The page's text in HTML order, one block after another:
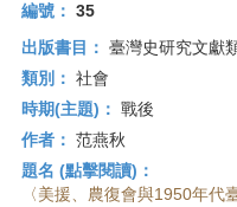
編號： 35
出版書目： 臺灣史研究文獻
類別： 社會
時期(主題)： 戰後
作者： 范燕秋
題名 (點擊閱讀)：
〈美援、農復會與1950年